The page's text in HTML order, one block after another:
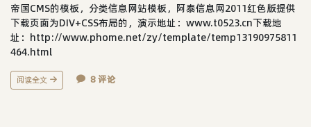
帝国CMS的模板，分类信息网站模板，阿泰信息网2011红色版提供
下载页面为DIV+CSS布局的，演示地址：www.t0523.cn下载地
址：http://www.phome.net/zy/template/temp13190975811
464.html
阅读全文 8 评论